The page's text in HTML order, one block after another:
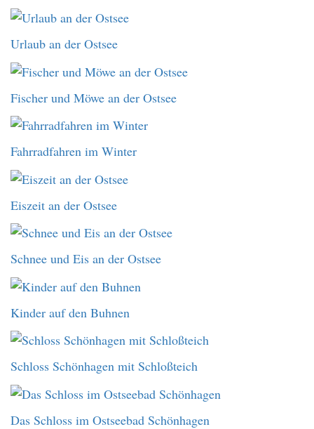
Urlaub an der Ostsee
Fischer und Möwe an der Ostsee
Fahrradfahren im Winter
Eiszeit an der Ostsee
Schnee und Eis an der Ostsee
Kinder auf den Buhnen
Schloss Schönhagen mit Schloßteich
Das Schloss im Ostseebad Schönhagen